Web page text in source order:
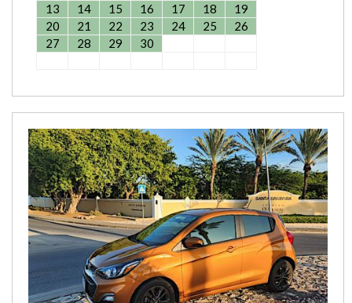
13
14 15 16 17 18
19
20
21 22 23 24 25
26
27
28 29 30